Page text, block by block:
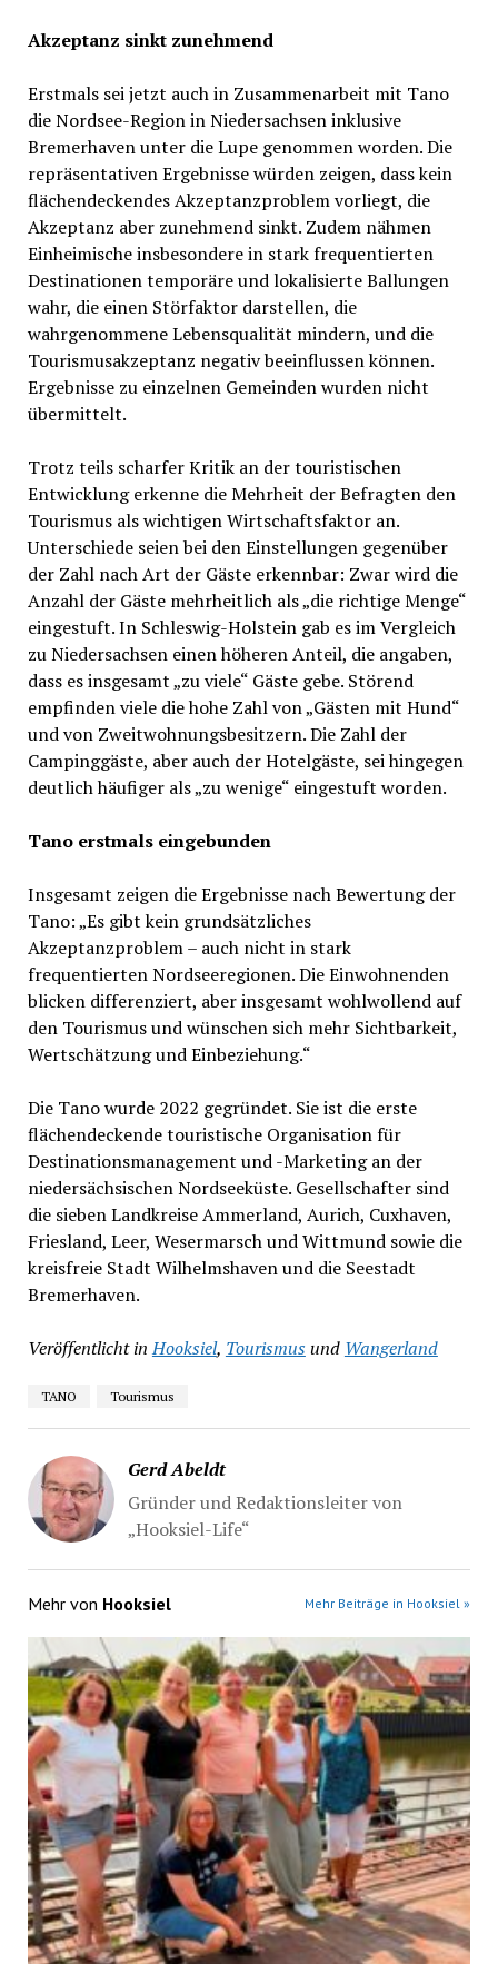
Akzeptanz sinkt zunehmend
Erstmals sei jetzt auch in Zusammenarbeit mit Tano
die Nordsee-Region in Niedersachsen inklusive
Bremerhaven unter die Lupe genommen worden. Die
repräsentativen Ergebnisse würden zeigen, dass kein
flächendeckendes Akzeptanzproblem vorliegt, die
Akzeptanz aber zunehmend sinkt. Zudem nähmen
Einheimische insbesondere in stark frequentierten
Destinationen temporäre und lokalisierte Ballungen
wahr, die einen Störfaktor darstellen, die
wahrgenommene Lebensqualität mindern, und die
Tourismusakzeptanz negativ beeinflussen können.
Ergebnisse zu einzelnen Gemeinden wurden nicht
übermittelt.
Trotz teils scharfer Kritik an der touristischen
Entwicklung erkenne die Mehrheit der Befragten den
Tourismus als wichtigen Wirtschaftsfaktor an.
Unterschiede seien bei den Einstellungen gegenüber
der Zahl nach Art der Gäste erkennbar: Zwar wird die
Anzahl der Gäste mehrheitlich als „die richtige Menge“
eingestuft. In Schleswig-Holstein gab es im Vergleich
zu Niedersachsen einen höheren Anteil, die angaben,
dass es insgesamt „zu viele“ Gäste gebe. Störend
empfinden viele die hohe Zahl von „Gästen mit Hund“
und von Zweitwohnungsbesitzern. Die Zahl der
Campinggäste, aber auch der Hotelgäste, sei hingegen
deutlich häufiger als „zu wenige“ eingestuft worden.
Tano erstmals eingebunden
Insgesamt zeigen die Ergebnisse nach Bewertung der
Tano: „Es gibt kein grundsätzliches
Akzeptanzproblem – auch nicht in stark
frequentierten Nordseeregionen. Die Einwohnenden
blicken differenziert, aber insgesamt wohlwollend auf
den Tourismus und wünschen sich mehr Sichtbarkeit,
Wertschätzung und Einbeziehung.“
Die Tano wurde 2022 gegründet. Sie ist die erste
flächendeckende touristische Organisation für
Destinationsmanagement und -Marketing an der
niedersächsischen Nordseeküste. Gesellschafter sind
die sieben Landkreise Ammerland, Aurich, Cuxhaven,
Friesland, Leer, Wesermarsch und Wittmund sowie die
kreisfreie Stadt Wilhelmshaven und die Seestadt
Bremerhaven.
Veröffentlicht in Hooksiel, Tourismusund Wangerland
TANO Tourismus
Gerd Abeldt
Gründer und Redaktionsleiter von
„Hooksiel-Life“
Mehr von Hooksiel Mehr Beiträge in Hooksiel »